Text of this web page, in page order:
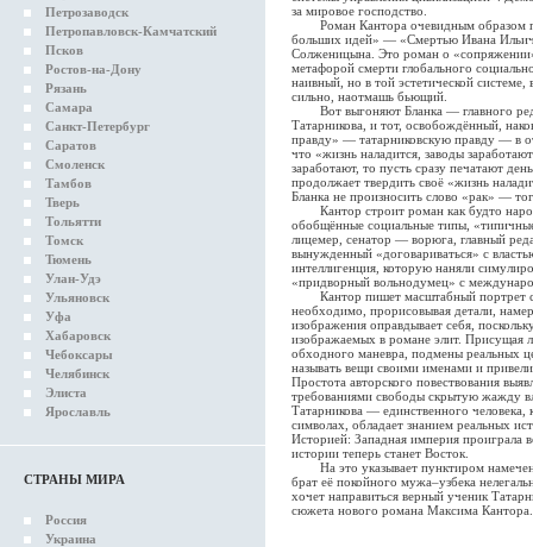
Петрозаводск
Петропавловск-Камчатский
Псков
Ростов-на-Дону
Рязань
Самара
Санкт-Петербург
Саратов
Смоленск
Тамбов
Тверь
Тольятти
Томск
Тюмень
Улан-Удэ
Ульяновск
Уфа
Хабаровск
Чебоксары
Челябинск
Элиста
Ярославль
СТРАНЫ МИРА
Россия
Украина
за мировое господство.
Роман Кантора очевидным образом
больших идей» — «Смертью Ивана
Солженицына. Это роман о
метафорой смерти глобального
наивный, но в той эстетической
сильно, наотмашь бьющий.
Вот выгоняют Бланка — главного
Татарникова, и тот, освобождённый,
правду» — татарниковскую правду — в
что «жизнь наладится, заводы
заработают, то пусть сразу печатают
продолжает твердить своё «жизнь
Бланка не произносить слово «рак» —
Кантор строит роман как будто
обобщённые социальные типы,
лицемер, сенатор — ворюга, главный
вынужденный «договариваться» с
интеллигенция, которую наняли
«придворный вольнодумец» с
Кантор пишет масштабный портрет
необходимо, прорисовывая детали,
изображения оправдывает себя,
изображаемых в романе элит. Присущая
обходного маневра, подмены реальных
называть вещи своими именами и
Простота авторского повествования
требованиями свободы скрытую жажду
Татарникова — единственного
символах, обладает знанием реальных
Историей: Западная империя проиграла
истории теперь станет Восток.
На это указывает пунктиром
брат её покойного мужа–узбека
хочет направиться верный ученик
сюжета нового романа Максима Кантора.